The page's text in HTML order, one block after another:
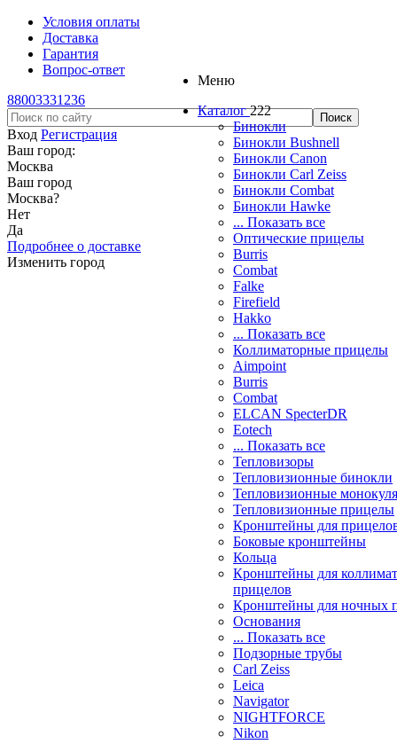
Условия оплаты
Доставка
Гарантия
Вопрос-ответ
88003331236
Вход Регистрация
Ваш город:
Москва
Ваш город
Москва?
Нет
Да
Подробнее о доставке
Изменить город
Меню
Каталог 222
Бинокли
Бинокли Bushnell
Бинокли Canon
Бинокли Carl Zeiss
Бинокли Combat
Бинокли Hawke
... Показать все
Оптические прицелы
Burris
Combat
Falke
Firefield
Hakko
... Показать все
Коллиматорные прицелы
Aimpoint
Burris
Combat
ELCAN SpecterDR
Eotech
... Показать все
Тепловизоры
Тепловизионные бинокли
Тепловизионные
Тепловизионные прицелы
Кронштейны для
Боковые кронштейны
Кольца
Кронштейны для
прицелов
Кронштейны для ночных
Основания
... Показать все
Подзорные трубы
Carl Zeiss
Leica
Navigator
NIGHTFORCE
Nikon